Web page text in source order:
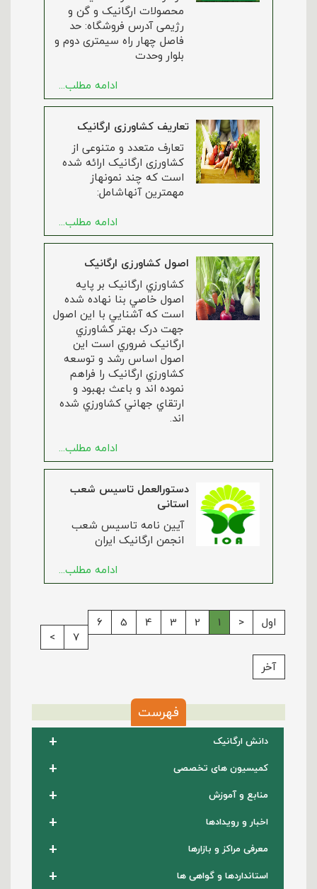
محصولات ارگانیک و گن و
رژیمی آدرس فروشگاه: حد
فاصل چهار راه سیمتری دوم و
بلوار وحدت
ادامه مطلب...
تعاریف کشاورزی ارگانیک
تعارف متعدد و متنوعی از
کشاورزی ارگانیک ارائه شده
است که چند نمونهاز
مهمترین آنهاشامل:
ادامه مطلب...
اصول کشاورزی ارگانیک
کشاورزي ارگانيک بر پايه
اصول خاصي بنا نهاده شده
است که آشنايي با اين اصول
جهت درک بهتر کشاورزي
ارگانيک ضروري است اين
اصول اساس رشد و توسعه
کشاورزي ارگانيک را فراهم
نموده اند و باعث بهبود و
ارتقاي جهاني کشاورزي شده
اند.
ادامه مطلب...
دستورالعمل تاسیس شعب
استانی
آیین نامه تاسیس شعب
انجمن ارگانیک ایران
ادامه مطلب...
اول <
1
2
3
4
5
6
7
>
آخر
فهرست
دانش ارگانیک +
کمیسیون های تخصصی +
منابع و آموزش +
اخبار و رویدادها +
معرفی مراکز و بازارها +
استانداردها و گواهی ها +